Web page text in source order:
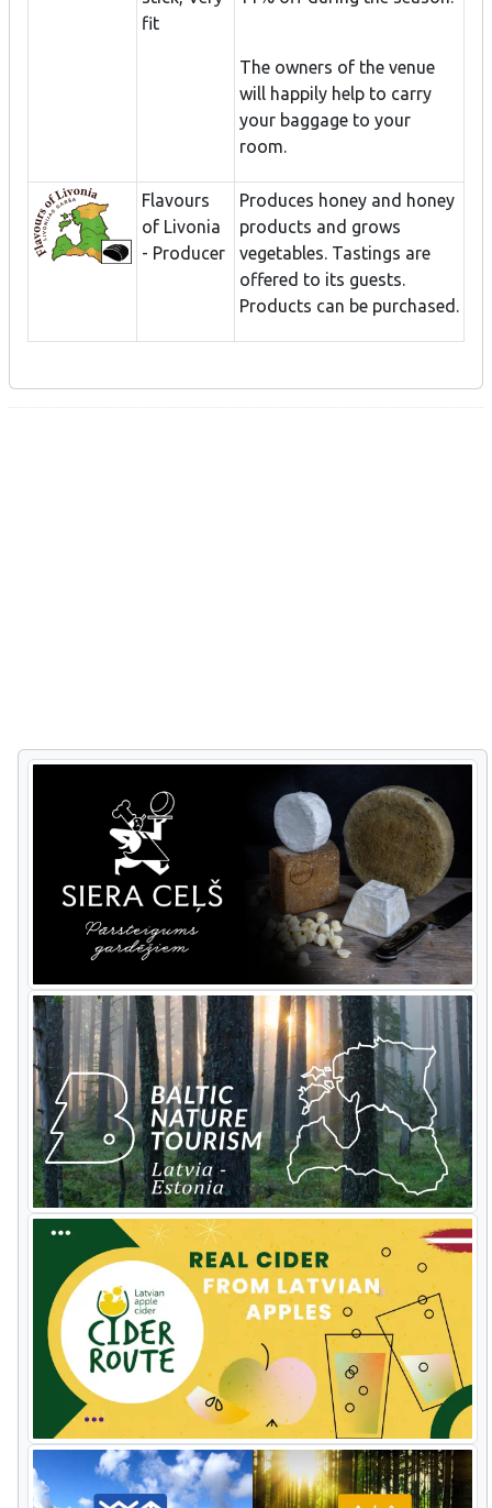
fit
The owners of the venue
will happily help to carry
your baggage to your
room.
Flavours
of Livonia
- Producer
Produces honey and honey
products and grows
vegetables. Tastings are
offered to its guests.
Products can be purchased.